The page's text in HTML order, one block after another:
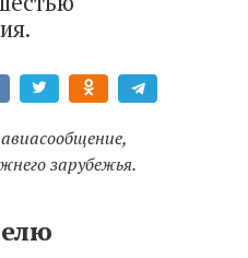
зарубежья.